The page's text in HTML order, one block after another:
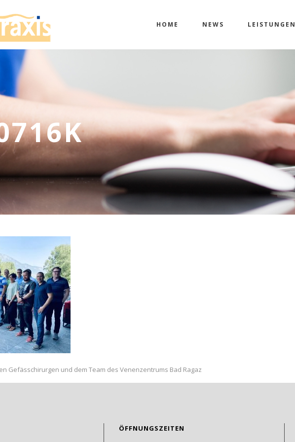
HOME NEWS LEISTUNGEN
Gefässchirurgen und dem Team des Venenzentrums Bad Ragaz
ÖFFNUNGSZEITEN